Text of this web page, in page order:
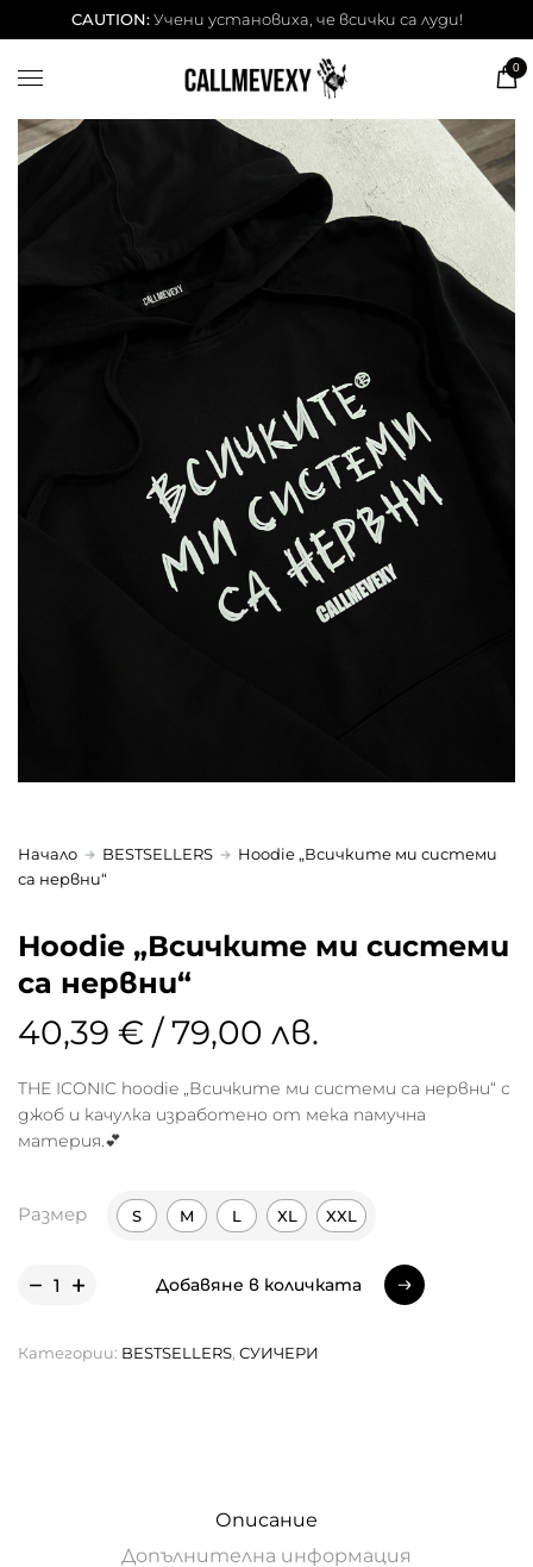
CAUTION:Учени установиха, че всички са луди!
0
ТЕНИСКИ
ЧАШИ
BESTSELLERS
Начало BESTSELLERS
Hoodie „Всичките ми системи
са нервни“
Hoodie „Всичките ми системи
са нервни“
40,39 € / 79,00 лв.
THE ICONIC hoodie „Всичките ми системи са нервни“ с
джоб и качулка изработено от мека памучна
материя.💕
Размер S M L XL XXL
Добавяне в количката
Категории: BESTSELLERS, СУИЧЕРИ
Описание
Допълнителна информация